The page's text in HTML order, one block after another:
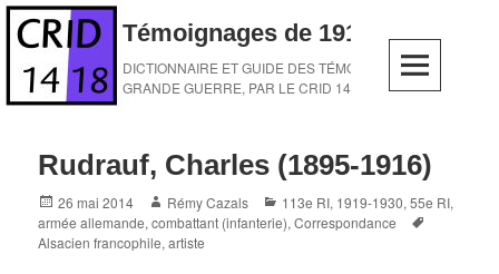
Skip
content
Témoignages de 1914-1918
DICTIONNAIRE ET GUIDE DES TÉMOINS DE LA
GRANDE GUERRE, PAR LE CRID 14-18
Rudrauf, Charles (1895-1916)
Posted
on
26 mai 2014 Author
Rémy Cazals Categories
113e RI, 1919-1930,55e RI,
armée allemande,combattant (infanterie),Correspondance
Alsacien francophile,artiste